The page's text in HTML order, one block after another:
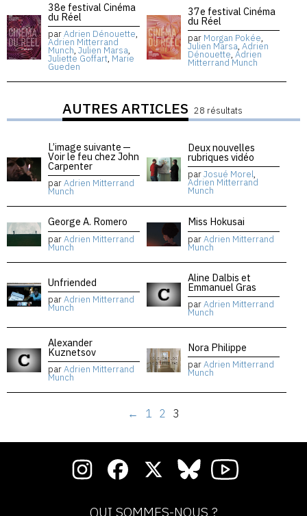
38e festival Cinéma
du Réel
parAdrien Dénouette,
Adrien Mitterrand
Munch, Julien Marsa,
Juliette Goffart, Marie
Gueden
37e festival Cinéma
du Réel
par Morgan Pokée,
Julien Marsa, Adrien
Dénouette, Adrien
Mitterrand Munch
AUTRES ARTICLES 28 résultats
L’image suivante —
Voir le feu chez John
Carpenter
parAdrien Mitterrand
Munch
Deux nouvelles
rubriques vidéo
parJosué Morel,
Adrien Mitterrand
Munch
George A. Romero
parAdrien Mitterrand
Munch
Miss Hokusai
parAdrien Mitterrand
Munch
Unfriended
parAdrien Mitterrand
Munch
Aline Dalbis et
Emmanuel Gras
parAdrien Mitterrand
Munch
Alexander
Kuznetsov
parAdrien Mitterrand
Munch
Nora Philippe
parAdrien Mitterrand
Munch
← 1 2 3
QUI SOMMES-NOUS ?